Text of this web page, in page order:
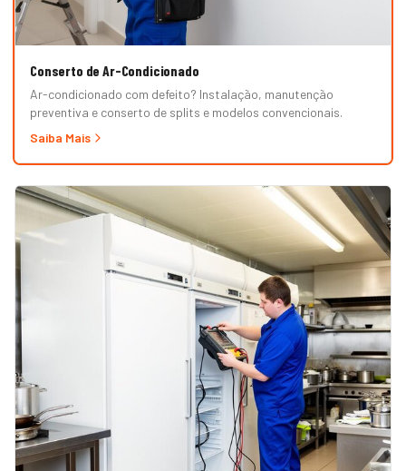
Conserto de Ar-Condicionado
Ar-condicionado com defeito? Instalação, manutenção
preventiva e conserto de splits e modelos convencionais.
Saiba Mais